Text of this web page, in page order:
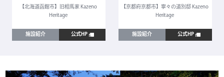
【北海道函館市】旧相馬家 Kazeno
Heritage
施設紹介 公式HP
【京都府京都市】寧々の道別邸 Kazeno
Heritage
施設紹介 公式HP